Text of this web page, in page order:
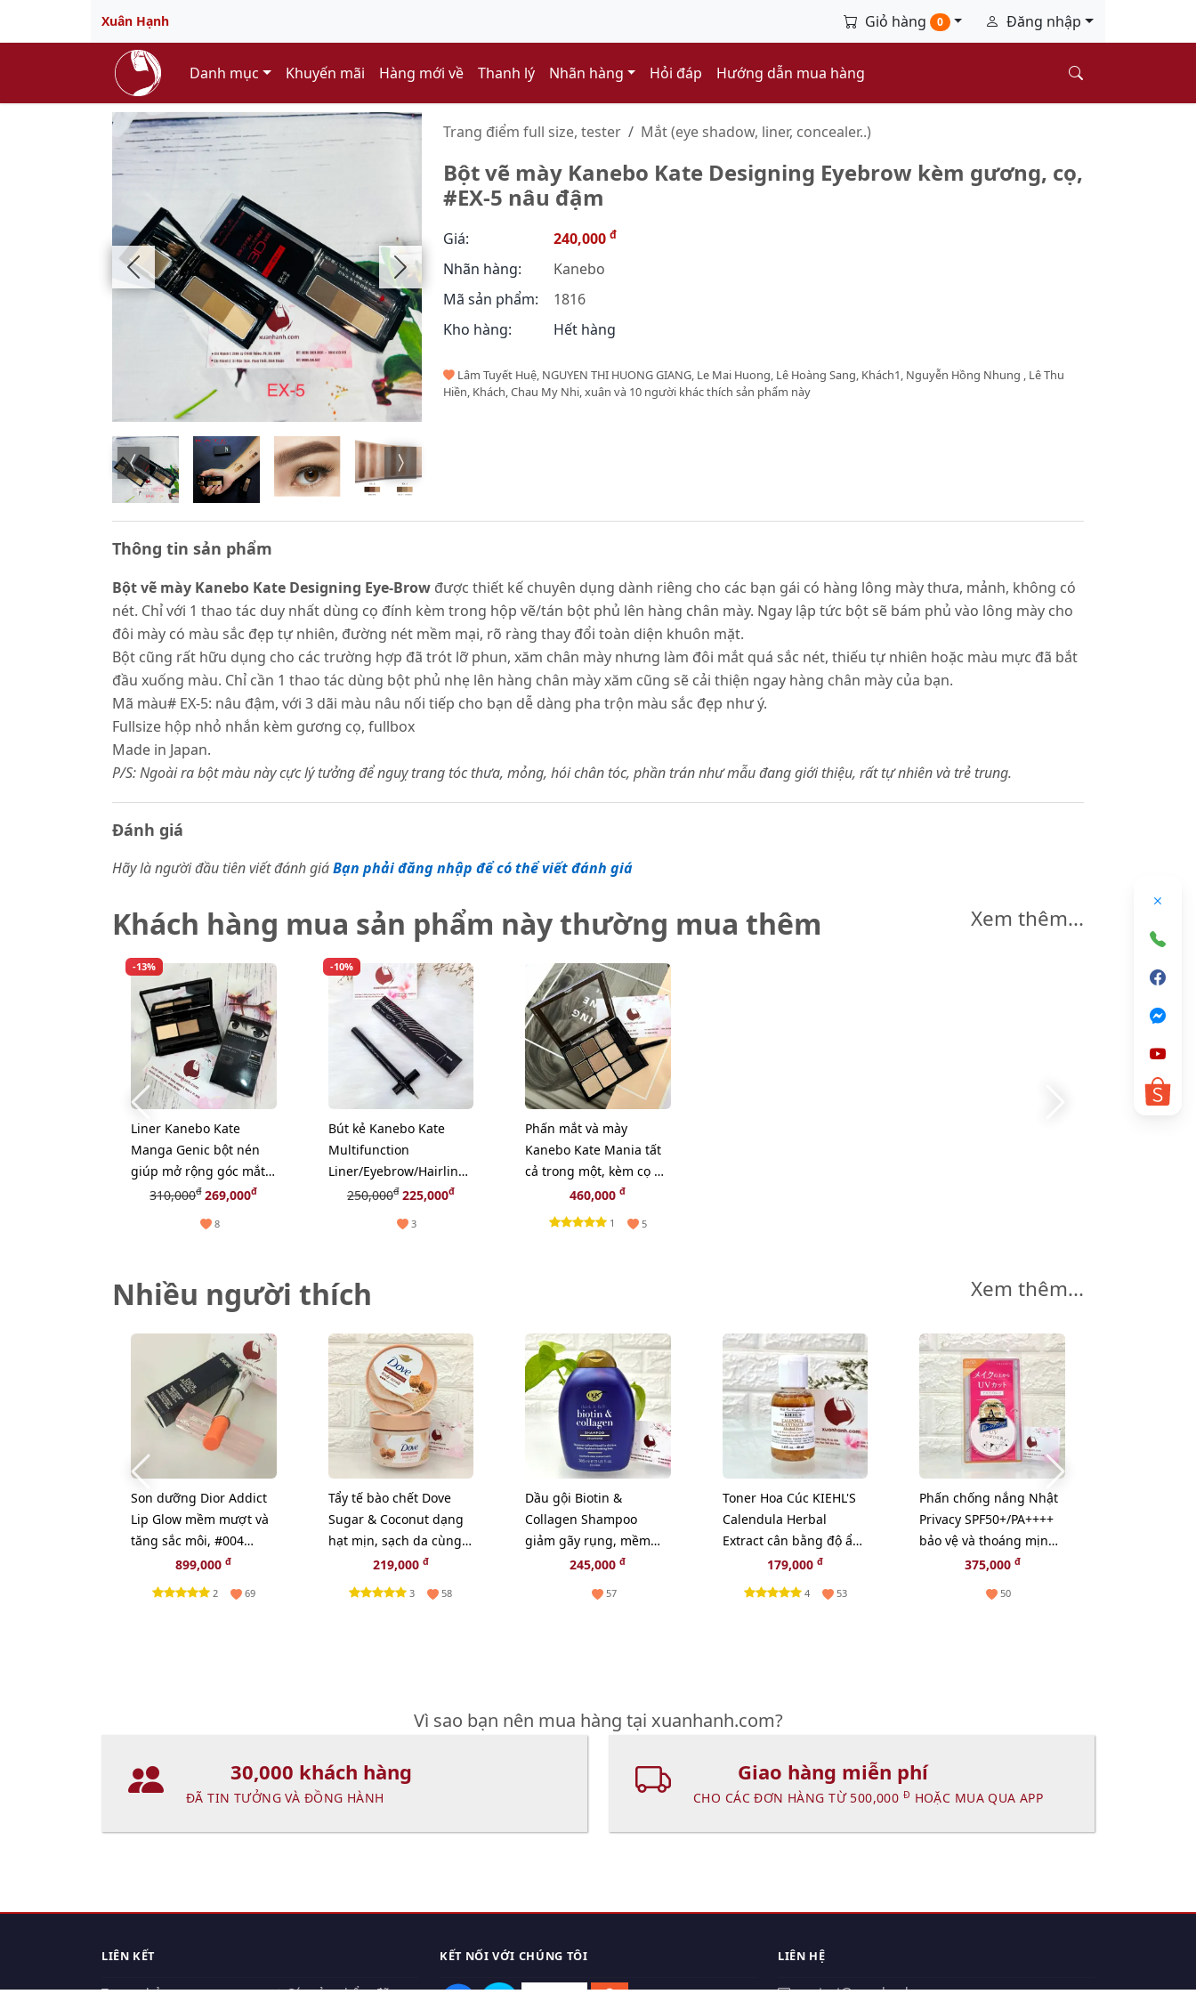
Xuân Hạnh Giỏ hàng 0 Đăng nhập
Danh mục Khuyến mãi Hàng mới về Thanh lý Nhãn hàng Hỏi đáp Hướng dẫn mua hàng
Trang điểm full size, tester Mắt (eye shadow, liner, concealer..)
Bột vẽ mày Kanebo Kate Designing Eyebrow kèm gương, cọ,
#EX-5 nâu đậm
Giá: 240,000 đ
Nhãn hàng:
Kanebo
Mã sản phẩm:
1816
Kho hàng:
Hết hàng
Lâm Tuyết Huệ, NGUYEN THI HUONG GIANG, Le Mai Huong, Lê Hoàng Sang, Khách1, Nguyễn Hồng Nhung , Lê Thu
Hiền, Khách, Chau My Nhi, xuân và 10 người khác thích sản phẩm này
Thông tin sản phẩm
Bột vẽ mày Kanebo Kate Designing Eye-Brow được thiết kế chuyên dụng dành riêng cho các bạn gái có hàng lông mày thưa, mảnh, không có
nét. Chỉ với 1 thao tác duy nhất dùng cọ đính kèm trong hộp vẽ/tán bột phủ lên hàng chân mày. Ngay lập tức bột sẽ bám phủ vào lông mày cho
đôi mày có màu sắc đẹp tự nhiên, đường nét mềm mại, rõ ràng thay đổi toàn diện khuôn mặt.
Bột cũng rất hữu dụng cho các trường hợp đã trót lỡ phun, xăm chân mày nhưng làm đôi mắt quá sắc nét, thiếu tự nhiên hoặc màu mực đã bắt
đầu xuống màu. Chỉ cần 1 thao tác dùng bột phủ nhẹ lên hàng chân mày xăm cũng sẽ cải thiện ngay hàng chân mày của bạn.
Mã màu# EX-5: nâu đậm, với 3 dãi màu nâu nối tiếp cho bạn dễ dàng pha trộn màu sắc đẹp như ý.
Fullsize hộp nhỏ nhắn kèm gương cọ, fullbox
Made in Japan.
P/S: Ngoài ra bột màu này cực lý tưởng để nguỵ trang tóc thưa, mỏng, hói chân tóc, phần trán như mẫu đang giới thiệu, rất tự nhiên và trẻ trung.
Đánh giá
Hãy là người đầu tiên viết đánh giáBạn phải đăng nhập để có thể viết đánh giá
Khách hàng mua sản phẩm này thường mua thêm Xem thêm...
-13%
Liner Kanebo Kate
Manga Genic bột nén
giúp mở rộng góc mắt
to tròn, long lanh
310,000đ269,000đ
8
-10%
Bút kẻ Kanebo Kate
Multifunction
Liner/Eyebrow/Hairline
đa dụng, #EX-1 nâu
250,000đ225,000đ
3
Phấn mắt và mày
Kanebo Kate Mania tất
cả trong một, kèm cọ 2
đầu, #EX-5 nâu đất
460,000đ
1 5
Nhiều người thích Xem thêm...
Son dưỡng Dior Addict
Lip Glow mềm mượt và
tăng sắc môi, #004
Coral - cam tự nhiên
(New)
899,000đ
2 69
Tẩy tế bào chết Dove
Sugar & Coconut dạng
hạt mịn, sạch da cùng
hương lựu ngọt béo,
280g
219,000 đ
3 58
Dầu gội Biotin &
Collagen Shampoo
giảm gãy rụng, mềm
mượt, bồng bềnh -
245,000đ
57
Toner Hoa Cúc KIEHL'S
Calendula Herbal
Extract cân bằng độ ẩm
và sạch sâu - 40ml
179,000đ
4 53
Phấn chống nắng Nhật
Privacy SPF50+/PA++++
bảo vệ và thoáng mịn
đẹp da (New)
375,000 đ
50
Vì sao bạn nên mua hàng tại xuanhanh.com?
30,000 khách hàng
ĐÃ TIN TƯỞNG VÀ ĐỒNG HÀNH
Giao hàng miễn phí
CHO CÁC ĐƠN HÀNG TỪ 500,000 Đ HOẶC MUA QUA APP
LIÊN KẾT KẾT NỐI VỚI CHÚNG TÔI LIÊN HỆ